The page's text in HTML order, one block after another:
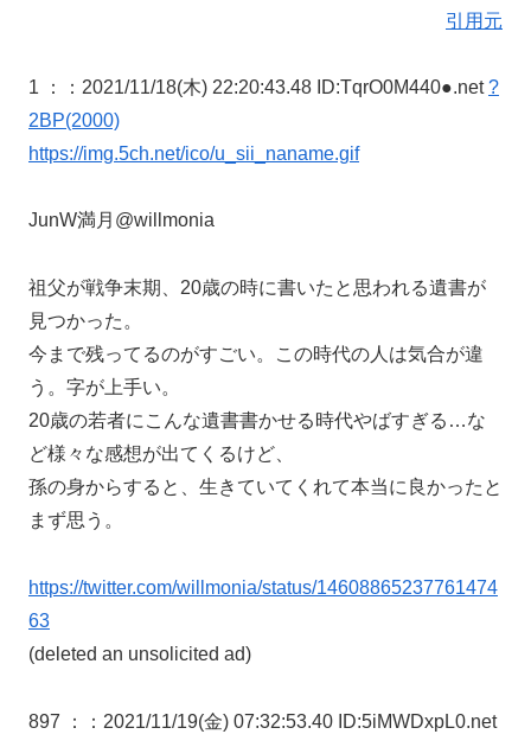
引用元
1 ： ：2021/11/18(木) 22:20:43.48 ID:TqrO0M440●.net?
2BP(2000)
https://img.5ch.net/ico/u_sii_naname.gif
JunW満月@willmonia
祖父が戦争末期、20歳の時に書いたと思われる遺書が
見つかった。
今まで残ってるのがすごい。この時代の人は気合が違
う。字が上手い。
20歳の若者にこんな遺書書かせる時代やばすぎる…な
ど様々な感想が出てくるけど、
孫の身からすると、生きていてくれて本当に良かったと
まず思う。
https://twitter.com/willmonia/status/14608865237761474
63
(deleted an unsolicited ad)
897 ： ：2021/11/19(金) 07:32:53.40 ID:5iMWDxpL0.net